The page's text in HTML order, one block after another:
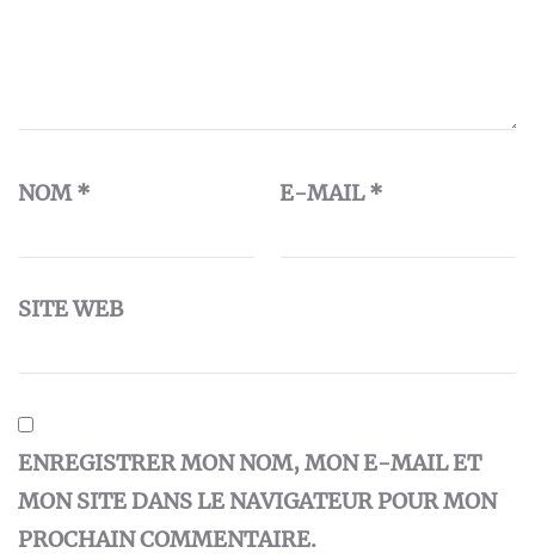
NOM* E-MAIL*
SITE WEB
ENREGISTRER MON NOM, MON E-MAIL ET
MON SITE DANS LE NAVIGATEUR POUR MON
PROCHAIN COMMENTAIRE.